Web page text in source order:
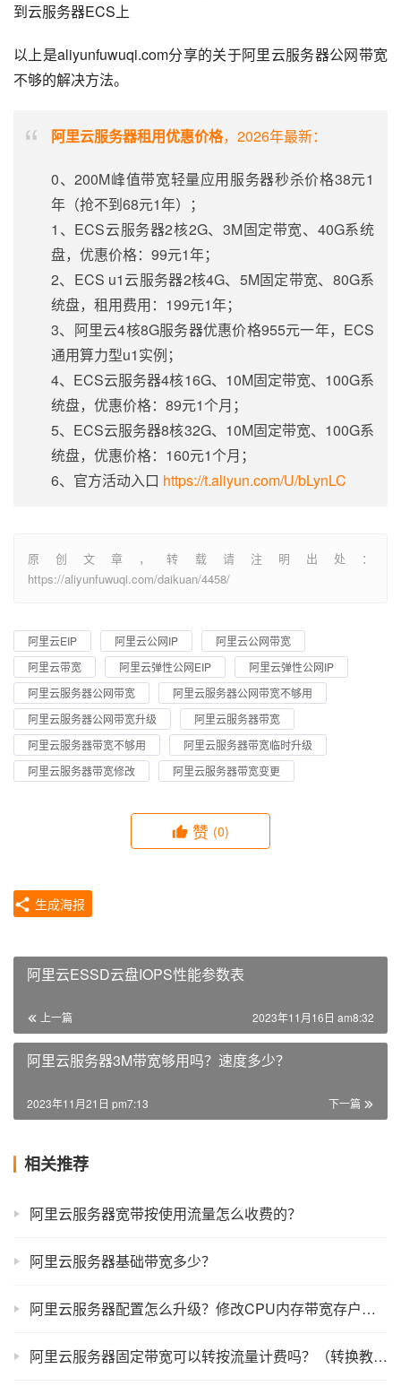
到云服务器ECS上
以上是aliyunfuwuqi.com分享的关于阿里云服务器公网带宽
不够的解决方法。
阿里云服务器租用优惠价格，2026年最新：
0、200M峰值带宽轻量应用服务器秒杀价格38元1
年（抢不到68元1年）；
1、ECS云服务器2核2G、3M固定带宽、40G系统
盘，优惠价格：99元1年；
2、ECS u1云服务器2核4G、5M固定带宽、80G系
统盘，租用费用：199元1年；
3、阿里云4核8G服务器优惠价格955元一年，ECS
通用算力型u1实例；
4、ECS云服务器4核16G、10M固定带宽、100G系
统盘，优惠价格：89元1个月；
5、ECS云服务器8核32G、10M固定带宽、100G系
统盘，优惠价格：160元1个月；
6、官方活动入口 https://t.aliyun.com/U/bLynLC
原创文章，转载请注明出处：
https://aliyunfuwuqi.com/daikuan/4458/
阿里云EIP 阿里云公网IP
阿里云公网带宽
阿里云带宽
阿里云弹性公网EIP
阿里云弹性公网IP
阿里云服务器公网带宽
阿里云服务器公网带宽不够用
阿里云服务器公网带宽升级
阿里云服务器带宽
阿里云服务器带宽不够用
阿里云服务器带宽临时升级
阿里云服务器带宽修改
阿里云服务器带宽变更
赞 (0)
生成海报
阿里云ESSD云盘IOPS性能参数表
上一篇 2023年11月16日 am8:32
阿里云服务器3M带宽够用吗？速度多少？
下一篇
2023年11月21日 pm7:13
相关推荐
阿里云服务器宽带按使用流量怎么收费的？
阿里云服务器基础带宽多少？
阿里云服务器配置怎么升级？修改CPU内存带宽存户配置教程
阿里云服务器固定带宽可以转按流量计费吗？（转换教程）